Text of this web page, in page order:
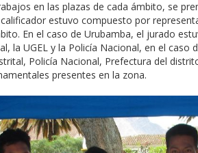
en las plazas de cada ámbito, se
estuvo compuesto por
En el caso de Urubamba, el jurado
la UGEL y la Policía Nacional, en el
Policía Nacional, Prefectura del
presentes en la zona.